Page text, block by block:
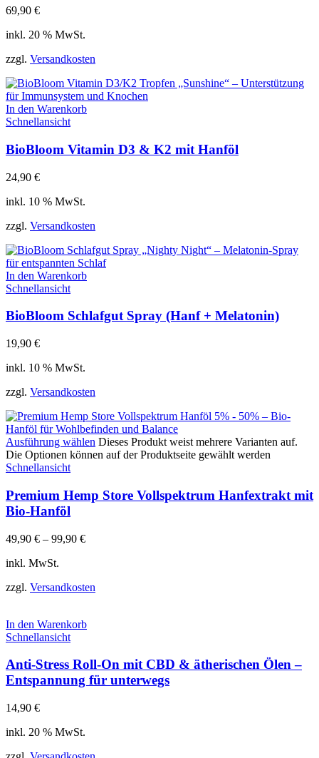
69,90 €
inkl. 20 % MwSt.
zzgl. Versandkosten
In den Warenkorb
Schnellansicht
BioBloom Vitamin D3 & K2 mit Hanföl
24,90 €
inkl. 10 % MwSt.
zzgl. Versandkosten
In den Warenkorb
Schnellansicht
BioBloom Schlafgut Spray (Hanf + Melatonin)
19,90 €
inkl. 10 % MwSt.
zzgl. Versandkosten
Ausführung wählen Dieses Produkt weist mehrere Varianten auf.
Die Optionen können auf der Produktseite gewählt werden
Schnellansicht
Premium Hemp Store Vollspektrum Hanfextrakt mit
Bio-Hanföl
49,90 € – 99,90 €
inkl. MwSt.
zzgl. Versandkosten
In den Warenkorb
Schnellansicht
Anti-Stress Roll-On mit CBD & ätherischen Ölen –
Entspannung für unterwegs
14,90 €
inkl. 20 % MwSt.